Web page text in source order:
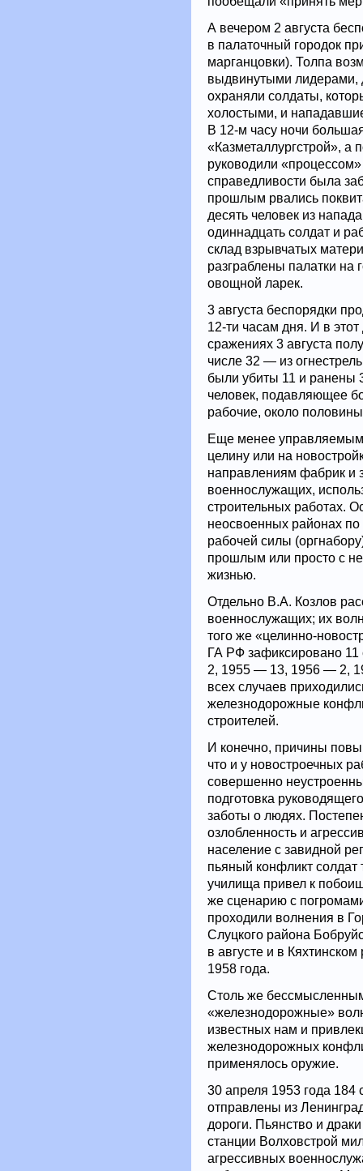
А вечером 2 августа
в палаточный городок
марганцовки). Толпа
выдвинутыми лидерами,
охраняли солдаты,
холостыми, и
В 12-м часу ночи
«Казметаллургстрой», а
руководили
справедливости была
прошлым рвались
десять человек из
одиннадцать солдат и
склад взрывчатых
разграблены палатки
овощной ларек.
3 августа беспорядки
12-ти часам дня. И в
сражениях 3 августа
числе 32 — из
были убиты 11 и ранены
человек, подавляющее
рабочие, около
Еще менее
целину или на
направлениям фабрик и
военнослужащих,
строительных работах.
неосвоенных районах
рабочей силы
прошлым или просто с
жизнью.
Отдельно В.А. Козлов
военнослужащих; их
того же «целинно-
ГА РФ зафиксировано
2, 1955 — 13, 1956 — 2,
всех случаев
железнодорожные
строителей.
И конечно, причины
что и у новостроечных
совершенно
подготовка
заботы о людях.
озлобленность и
население с завидной
пьяный конфликт
училища привел к
же сценарию с
проходили волнения в
Слуцкого района
в августе и в
1958 года.
Столь же
«железнодорожные»
известных нам и
железнодорожных
применялось оружие.
30 апреля 1953 года
отправлены из
дороги. Пьянство и
станции Волховстрой
агрессивных